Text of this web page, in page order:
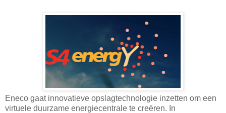
Eneco gaat innovatieve opslagtechnologie inzetten om een
virtuele duurzame energiecentrale te creëren. In